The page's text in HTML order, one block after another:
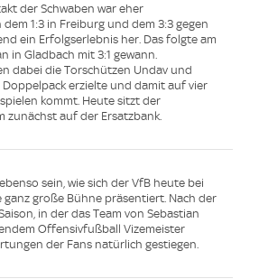
der Schwaben war eher
1:3 in Freiburg und dem 3:3 gegen
ein Erfolgserlebnis her. Das folgte am
in Gladbach mit 3:1 gewann.
dabei die Torschützen Undav und
Doppelpack erzielte und damit auf vier
kommt. Heute sitzt der
zunächst auf der Ersatzbank.
sein, wie sich der VfB heute bei
ganz große Bühne präsentiert. Nach der
in der das Team von Sebastian
Offensivfußball Vizemeister
der Fans natürlich gestiegen.